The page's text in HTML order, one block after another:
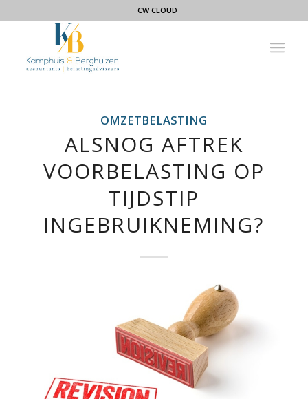
CW CLOUD
OMZETBELASTING
ALSNOG AFTREK
VOORBELASTING OP
TIJDSTIP
INGEBRUIKNEMING?